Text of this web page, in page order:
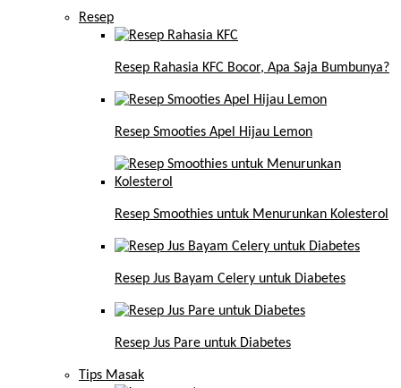
Resep
Resep Rahasia KFC Bocor, Apa Saja Bumbunya?
Resep Smooties Apel Hijau Lemon
Resep Smoothies untuk Menurunkan Kolesterol
Resep Jus Bayam Celery untuk Diabetes
Resep Jus Pare untuk Diabetes
Tips Masak